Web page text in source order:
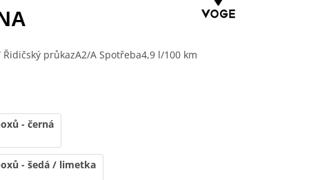
Řidičský průkazA2/A Spotřeba4,9 l/100 km
- černá
- šedá / limetka